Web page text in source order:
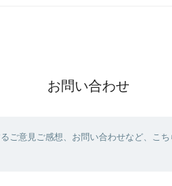
お問い合わせ
ご意見ご感想、お問い合わせなど、こ